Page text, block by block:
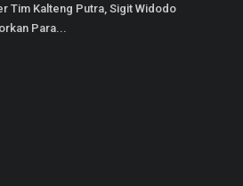
Tim Kalteng Putra, Sigit Widodo
Para...